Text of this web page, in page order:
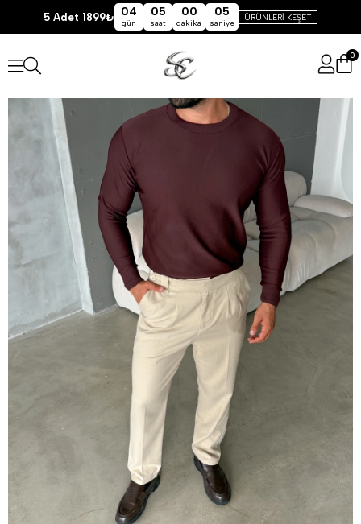
5 Adet 1899₺ 04
gün
05
saat
00
dakika
05
saniye
ÜRÜNLERİ KEŞET
0